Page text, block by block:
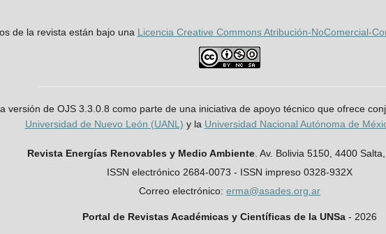
de la revista están bajo una Licencia Creative Commons Atribución-NoComercial-
versión de OJS 3.3.0.8 como parte de una iniciativa de apoyo técnico que ofrece
Universidad de Nuevo León (UANL) y la Universidad Nacional Autónoma de
Revista Energías Renovables y Medio Ambiente. Av. Bolivia 5150, 4400 Salta,
ISSN electrónico 2684-0073 - ISSN impreso 0328-932X
Correo electrónico: erma@asades.org.ar
Portal de Revistas Académicas y Científicas de la UNSa - 2026